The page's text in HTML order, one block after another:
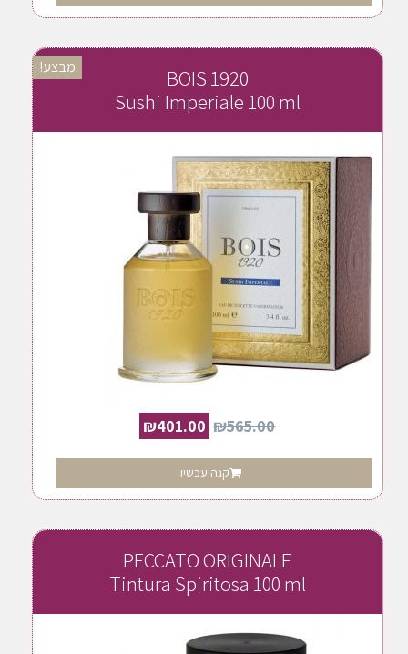
מבצע!
BOIS 1920
Sushi Imperiale 100 ml
₪565.00
₪401.00
קנה עכשיו
PECCATO ORIGINALE
Tintura Spiritosa 100 ml